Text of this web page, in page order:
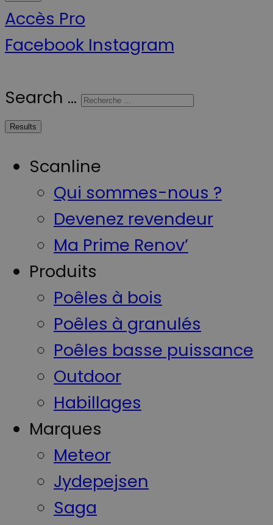
Accès Pro
Facebook Instagram
Search ...
Results
Scanline
Qui sommes-nous ?
Devenez revendeur
Ma Prime Renov’
Produits
Poêles à bois
Poêles à granulés
Poêles basse puissance
Outdoor
Habillages
Marques
Meteor
Jydepejsen
Saga